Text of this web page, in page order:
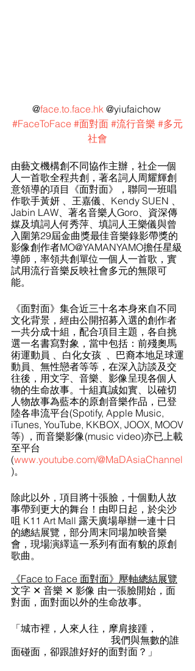
@face.to.face.hk @yiufaichow
#FaceToFace #面對面 #流行音樂 #多元
社會
由藝文機構創不同協作主辦，社企一個
人一首歌全程共創，著名詞人周耀輝創
意領導的項目《面對面》，聯同一班唱
作歌手黃妍 、王嘉儀、Kendy SUEN 、
Jabin LAW、著名音樂人Goro、資深傳
媒及填詞人何秀萍、填詞人王樂儀與曾
入圍第29屆金曲獎最佳音樂錄影帶獎的
影像創作者MO@YAMANYAMO擔任星級
導師，率領共創單位一個人一首歌，實
試用流行音樂反映社會多元的無限可
能。
《面對面》集合近三十名本身來自不同
文化背景，經由公開招募入選的創作者
一共分成十組，配合項目主題，各自挑
選一名書寫對象，當中包括：前殘奧馬
術運動員 、白化女孩  、巴裔本地足球運
動員、無性戀者等等，在深入訪談及交
往後，用文字、音樂、影像呈現各個人
物的生命故事。十組真誠如實、以確切
人物故事為藍本的原創音樂作品，已登
陸各串流平台(Spotify, Apple Music,
iTunes, YouTube, KKBOX, JOOX, MOOV
等) ，而音樂影像(music video)亦已上載
至平台
(www.youtube.com/@MaDAsiaChannel
)。
除此以外，項目將十張臉，十個動人故
事帶到更大的舞台！由即日起，於尖沙
咀 K11 Art Mall 露天廣場舉辦一連十日
的總結展覽，部分周末同場加映音樂
會，現場演繹這一系列有面有貌的原創
歌曲。
《Face to Face 面對面》壓軸總結展覽
文字 ✕ 音樂 ✕ 影像 由一張臉開始，面
對面，面對面以外的生命故事。
「城市裡，人來人往，摩肩接踵，
面碰面，卻跟誰好好的面對面？」